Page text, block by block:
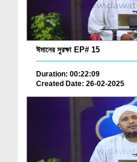
ঈমানের সুরক্ষা EP# 15
Duration: 00:22:09
Created Date: 26-02-2025